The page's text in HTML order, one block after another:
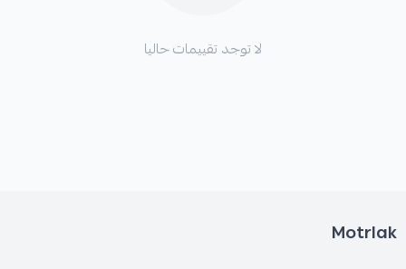
لا توجد تقييمات حاليا
Motrlak